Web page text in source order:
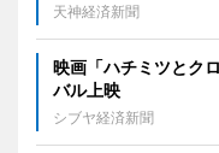
天神経済新聞
映画「ハチミツとク
バル上映
シブヤ経済新聞